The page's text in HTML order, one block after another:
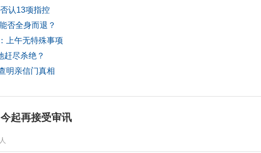
认13项指控
否全身而退？
上午无特殊事项
赶尽杀绝？
明亲信门真相
起再接受审讯